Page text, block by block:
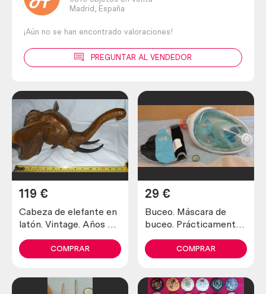
Madrid,
España
¡Aún no se han encontrado valoraciones!
PREGUNTAR AL VENDEDOR
Cabeza de elefante en
latón. Vintage. Años 70.
Pátina en bronce. Más
de 2 kg.
119 €
COMPRAR
Buceo. Máscara de
buceo. Prácticamente
nueva.
29 €
COMPRAR